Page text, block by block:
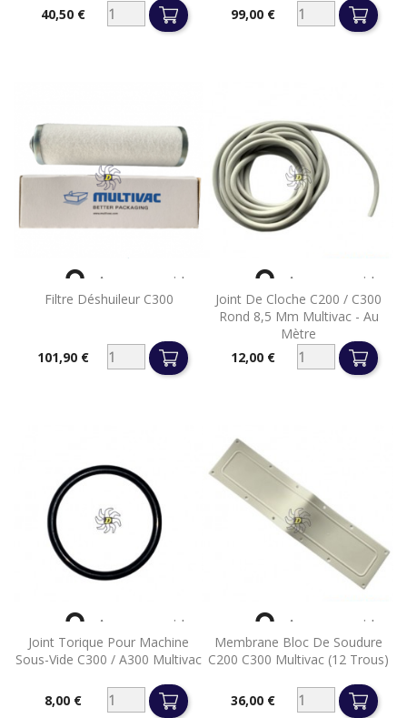
Prix40,50 € Prix99,00 €
Filtre Déshuileur C300
Prix101,90 €
 Aperçu rapide
Joint De Cloche C200 / C300
Rond 8,5 Mm Multivac - Au
Mètre
12,00 €
 Aperçu rapide
Joint Torique Pour Machine
Sous-Vide C300 / A300 Multivac
8,00 €
 Aperçu rapide
Membrane Bloc De Soudure
C200 C300 Multivac (12 Trous)
Prix36,00 €
 Aperçu rapide